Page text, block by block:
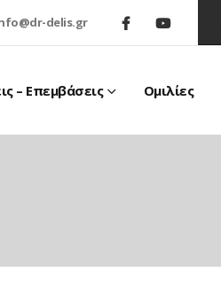
delis.gr
– Επεμβάσεις Ομιλίες